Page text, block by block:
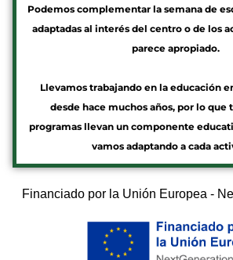
Podemos complementar la semana de
adaptadas al interés del centro o de los
parece apropiado.
Llevamos trabajando en la educación
desde hace muchos años, por lo que
programas llevan un componente
vamos adaptando a cada
Financiado por la Unión Europea -